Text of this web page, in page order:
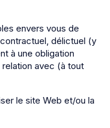
envers vous de
délictuel (y
à une obligation
avec (à tout
le site Web et/ou la